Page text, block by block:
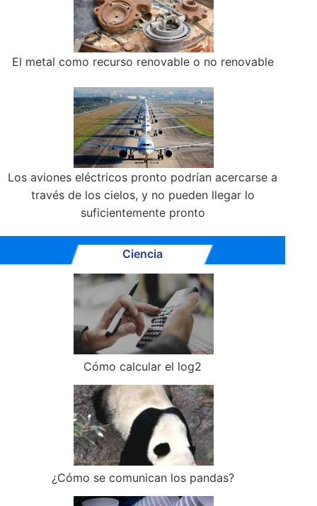
El metal como recurso renovable o no renovable
Los aviones eléctricos pronto podrían acercarse a
través de los cielos, y no pueden llegar lo
suficientemente pronto
Ciencia
Cómo calcular el log2
¿Cómo se comunican los pandas?